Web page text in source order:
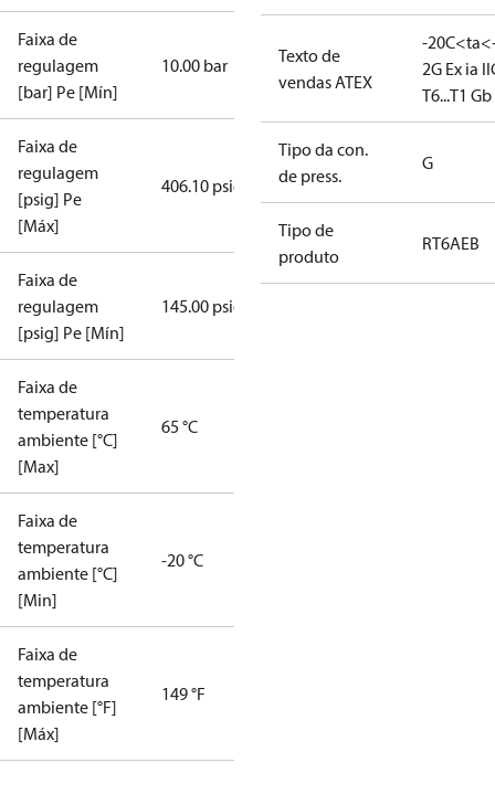
Faixa de
regulagem
[bar] Pe [Mín]
10.00 bar
Faixa de
regulagem
[psig] Pe
[Máx]
406.10 psig
Faixa de
regulagem
[psig] Pe [Mín]
145.00 psig
Faixa de
temperatura
ambiente [°C]
[Max]
65 °C
Faixa de
temperatura
ambiente [°C]
[Min]
-20 °C
Faixa de
temperatura
ambiente [°F]
[Máx]
149 °F
Texto de
vendas ATEX
-
2G Ex ia
T6...T1 Gb
Tipo da con.
de press.
G
Tipo de
produto
RT6AEB